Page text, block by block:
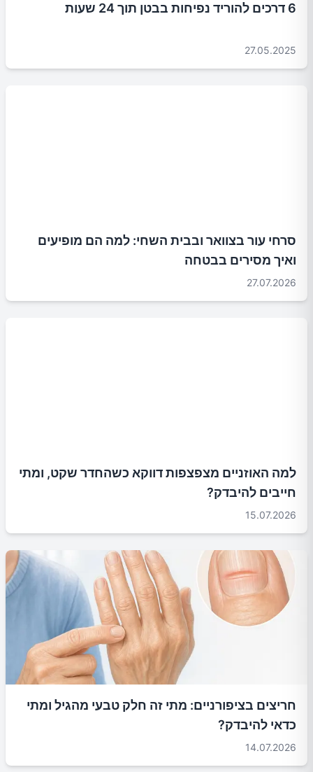
6 דרכים להוריד נפיחות בבטן תוך 24 שעות
27.05.2025
סרחי עור בצוואר ובבית השחי: למה הם מופיעים
ואיך מסירים בבטחה
27.07.2026
למה האוזניים מצפצפות דווקא כשהחדר שקט, ומתי
חייבים להיבדק?
15.07.2026
חריצים בציפורניים: מתי זה חלק טבעי מהגיל ומתי
כדאי להיבדק?
14.07.2026